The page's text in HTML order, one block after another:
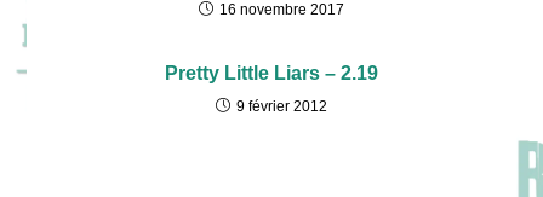
16 novembre 2017
Pretty Little Liars – 2.19
9 février 2012